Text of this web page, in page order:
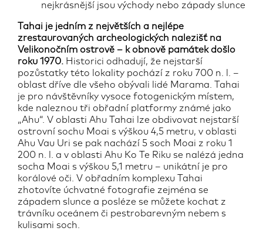
nejkrásnější jsou východy nebo západy slunce
Tahai je jedním z největších a nejlépe
zrestaurovaných archeologických nalezišť na
Velikonočním ostrově – k obnově památek došlo
roku 1970. Historici odhadují, že nejstarší
pozůstatky této lokality pochází z roku 700 n. l. –
oblast dříve dle všeho obývali lidé Marama. Tahai
je pro návštěvníky vysoce fotogenickým místem,
kde naleznou tři obřadní platformy známé jako
„Ahu“. V oblasti Ahu Tahai lze obdivovat nejstarší
ostrovní sochu Moai s výškou 4,5 metru, v oblasti
Ahu Vau Uri se pak nachází 5 soch Moai z roku 1
200 n. l. a v oblasti Ahu Ko Te Riku se nalézá jedna
socha Moai s výškou 5,1 metru – unikátní je pro
korálové oči. V obřadním komplexu Tahai
zhotovíte úchvatné fotografie zejména se
západem slunce a posléze se můžete kochat z
trávníku oceánem či pestrobarevným nebem s
kulisami soch.